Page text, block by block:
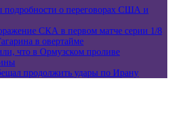
подробности о переговорах США и
СКА в первом матче серии 1/8
в овертайме
что в Ормузском проливе
продолжить удары по Ирану